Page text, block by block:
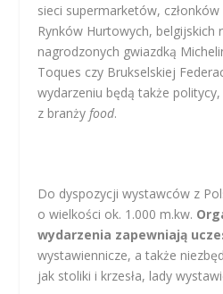
sieci supermarketów,
Rynków Hurtowych, belgijskich
nagrodzonych gwiazdką
Toques czy Brukselskiej
wydarzeniu będą także
z branży food.
Do dyspozycji wystawców z
o wielkości ok. 1.000 m.kw.
wydarzenia zapewniają
wystawiennicze, a także
jak stoliki i krzesła, lady